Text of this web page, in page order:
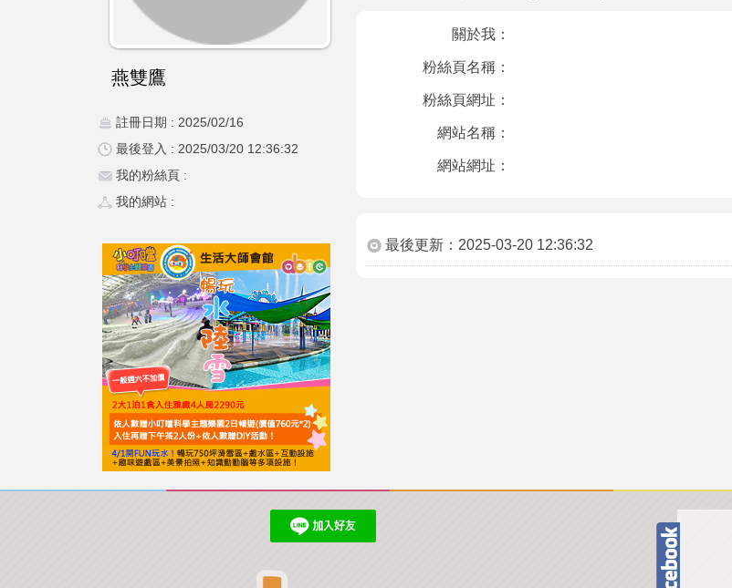
燕雙鷹
註冊日期 : 2025/02/16
最後登入 : 2025/03/20 12:36:32
我的粉絲頁 :
我的網站 :
關於我：
粉絲頁名稱：
粉絲頁網址：
網站名稱：
網站網址：
最後更新： 2025-03-20 12:36:32